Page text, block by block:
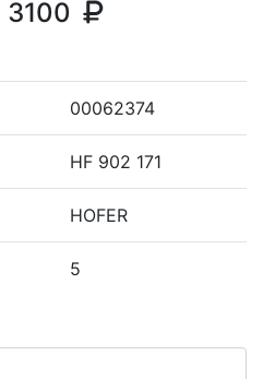
3100
00062374
HF 902 171
HOFER
5